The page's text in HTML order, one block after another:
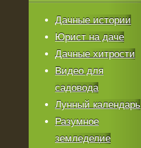
Дачные истории
Юрист на даче
Дачные хитрости
Видео для
садовода
Лунный календарь
Разумное
земледелие